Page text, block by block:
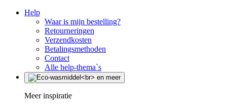
Help
Waar is mijn bestelling?
Retourneringen
Verzendkosten
Betalingsmethoden
Contact
Alle help-thema`s
Meer inspiratie